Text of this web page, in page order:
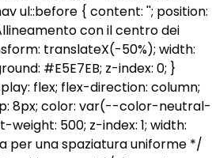
ul::before { content: ''; position:
con il centro dei
translateX(-50%); width:
#E5E7EB; z-index: 0; }
flex; flex-direction: column;
8px; color: var(--color-neutral-
weight: 500; z-index: 1; width:
per una spaziatura uniforme */